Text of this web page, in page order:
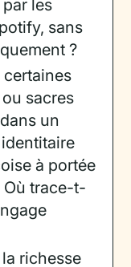
les
sans
?
certaines
sacres
un
à portée
Où trace-t-
richesse